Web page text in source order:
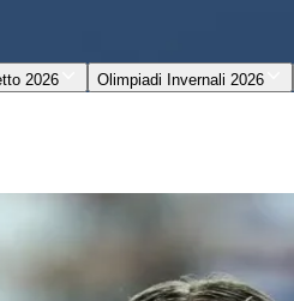
2026 Olimpiadi Invernali 2026